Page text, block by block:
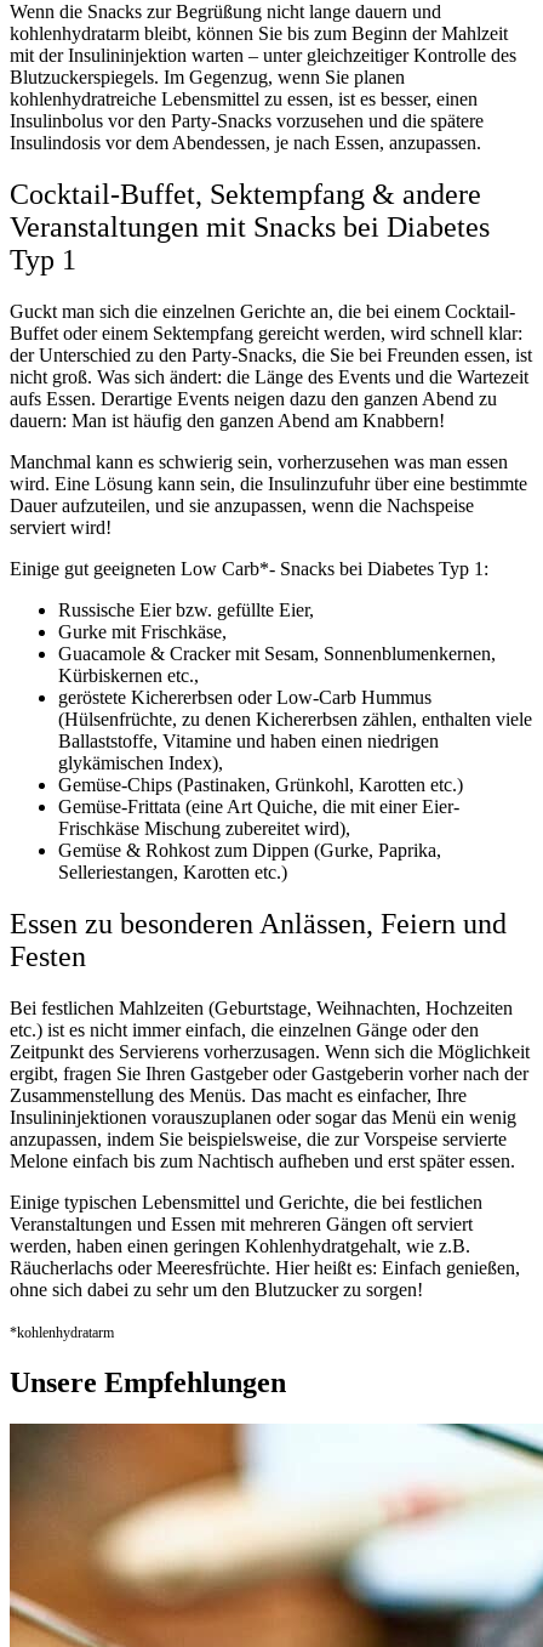
Wenn die Snacks zur Begrüßung nicht lange dauern und
kohlenhydratarm bleibt, können Sie bis zum Beginn der Mahlzeit
mit der Insulininjektion warten – unter gleichzeitiger Kontrolle des
Blutzuckerspiegels. Im Gegenzug, wenn Sie planen
kohlenhydratreiche Lebensmittel zu essen, ist es besser, einen
Insulinbolus vor den Party-Snacks vorzusehen und die spätere
Insulindosis vor dem Abendessen, je nach Essen, anzupassen.
Cocktail-Buffet, Sektempfang & andere
Veranstaltungen mit Snacks bei Diabetes
Typ 1
Guckt man sich die einzelnen Gerichte an, die bei einem Cocktail-
Buffet oder einem Sektempfang gereicht werden, wird schnell klar:
der Unterschied zu den Party-Snacks, die Sie bei Freunden essen, ist
nicht groß. Was sich ändert: die Länge des Events und die Wartezeit
aufs Essen. Derartige Events neigen dazu den ganzen Abend zu
dauern: Man ist häufig den ganzen Abend am Knabbern!
Manchmal kann es schwierig sein, vorherzusehen was man essen
wird. Eine Lösung kann sein, die Insulinzufuhr über eine bestimmte
Dauer aufzuteilen, und sie anzupassen, wenn die Nachspeise
serviert wird!
Einige gut geeigneten Low Carb*- Snacks bei Diabetes Typ 1:
Russische Eier bzw. gefüllte Eier,
Gurke mit Frischkäse,
Guacamole & Cracker mit Sesam, Sonnenblumenkernen,
Kürbiskernen etc.,
geröstete Kichererbsen oder Low-Carb Hummus
(Hülsenfrüchte, zu denen Kichererbsen zählen, enthalten viele
Ballaststoffe, Vitamine und haben einen niedrigen
glykämischen Index),
Gemüse-Chips (Pastinaken, Grünkohl, Karotten etc.)
Gemüse-Frittata (eine Art Quiche, die mit einer Eier-
Frischkäse Mischung zubereitet wird),
Gemüse & Rohkost zum Dippen (Gurke, Paprika,
Selleriestangen, Karotten etc.)
Essen zu besonderen Anlässen, Feiern und
Festen
Bei festlichen Mahlzeiten (Geburtstage, Weihnachten, Hochzeiten
etc.) ist es nicht immer einfach, die einzelnen Gänge oder den
Zeitpunkt des Servierens vorherzusagen. Wenn sich die Möglichkeit
ergibt, fragen Sie Ihren Gastgeber oder Gastgeberin vorher nach der
Zusammenstellung des Menüs. Das macht es einfacher, Ihre
Insulininjektionen vorauszuplanen oder sogar das Menü ein wenig
anzupassen, indem Sie beispielsweise, die zur Vorspeise servierte
Melone einfach bis zum Nachtisch aufheben und erst später essen.
Einige typischen Lebensmittel und Gerichte, die bei festlichen
Veranstaltungen und Essen mit mehreren Gängen oft serviert
werden, haben einen geringen Kohlenhydratgehalt, wie z.B.
Räucherlachs oder Meeresfrüchte. Hier heißt es: Einfach genießen,
ohne sich dabei zu sehr um den Blutzucker zu sorgen!
*kohlenhydratarm
Unsere Empfehlungen